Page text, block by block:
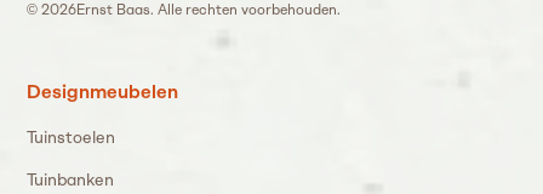
©2026Ernst Baas. Alle rechten voorbehouden.
Designmeubelen
Tuinstoelen
Tuinbanken